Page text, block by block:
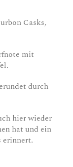
Casks,
mit
durch
hier wieder
hat und ein
erinnert.